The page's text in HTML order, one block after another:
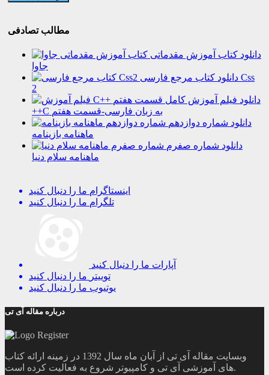
مطالب تصادفی
دانلود کتاب آموزش مقدماتی
جاوا
دانلود کتاب مرجع فارسی Css
2
دانلود فیلم آموزش کامل
++C به زبان فارسی-قسمت هفتم
دانلود شماره دوازدهم
ماهنامه بازینامه
دانلود شماره صفرم
ماهنامه سلام دنیا
اینستاگرام ما را دنبال کنید
تلگرام ما را دنبال کنید
آپارات ما را دنبال کنید
توییتر ما را دنبال کنید
یوتیوب ما را دنبال کنید
درباره مقاله آی تی
وبسایت مقاله آی تی از آبان ماه سال 1392 در زمینه ارائه کتاب
های آموزشی آی تی و کامپیوتر شروع به فعالیت کرده است.